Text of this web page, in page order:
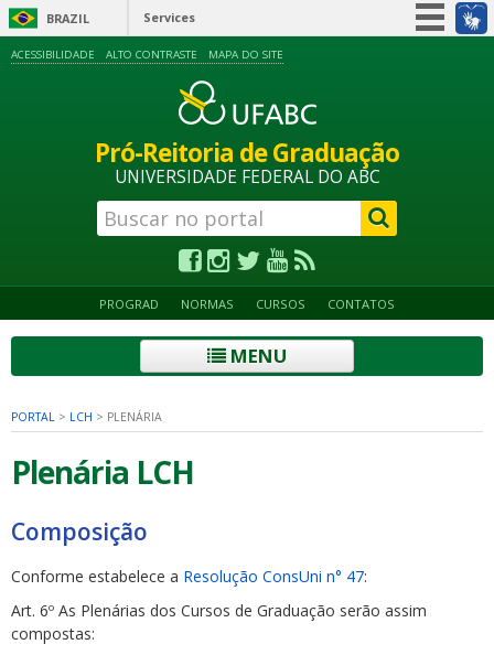
BRAZIL Services
Information access
Legislation
ACESSIBILIDADE ALTO CONTRASTE MAPA DO SITE
Pró-Reitoria de Graduação
UNIVERSIDADE FEDERAL DO ABC
PROGRAD NORMAS CURSOS CONTATOS
MENU
PORTAL > LCH > PLENÁRIA
Plenária LCH
Composição
Conforme estabelece a Resolução ConsUni n° 47:
Art. 6º As Plenárias dos Cursos de Graduação serão assim
compostas: